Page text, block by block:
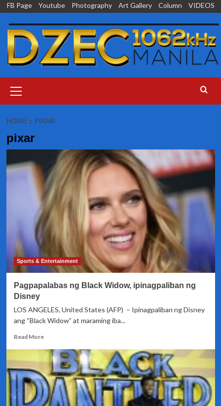
Skip
content
FB Page Youtube Photography Art Gallery Column VIDEOS
Menu
HOME PIXAR
pixar
Sports & Entertainment
Pagpapalabas ng Black Widow, ipinagpaliban ng
Disney
LOS ANGELES, United States (AFP) – Ipinagpaliban ng Disney
ang “Black Widow” at maraming iba...
Read MoreRead
about
Pagpapalabas
ng
Black
Widow,
ipinagpaliban